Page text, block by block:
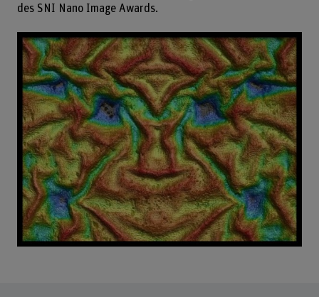
des SNI Nano Image Awards.